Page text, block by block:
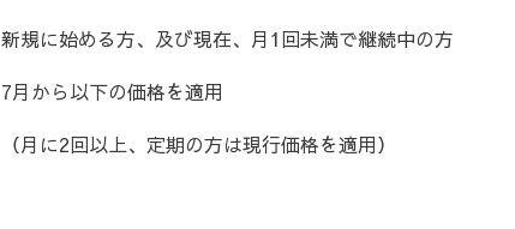
新規に始める方、及び現在、月1回未満で継続中の方
7月から以下の価格を適用
（月に2回以上、定期の方は現行価格を適用）